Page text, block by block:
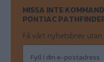
MISSA INTE
PONTIAC
Få vårt nyhetsbrev